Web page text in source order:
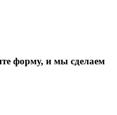
форму, и мы сделаем